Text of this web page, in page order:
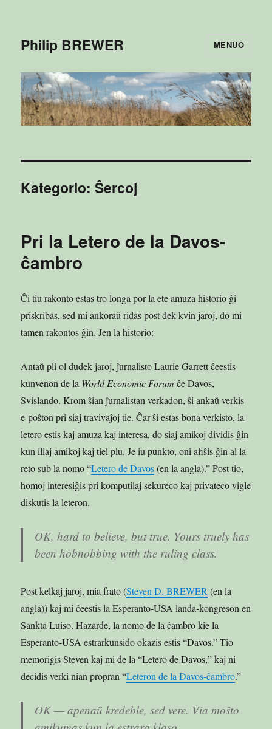
Philip BREWER MENUO
Kategorio: Ŝercoj
Pri la Letero de la Davos-
ĉambro
Ĉi tiu rakonto estas tro longa por la ete amuza historio ĝi
priskribas, sed mi ankoraŭ ridas post dek-kvin jaroj, do mi
tamen rakontos ĝin. Jen la historio:
Antaŭ pli ol dudek jaroj, ĵurnalisto Laurie Garrett ĉeestis
kunvenon de la World Economic Forum ĉe Davos,
Svislando. Krom ŝian ĵurnalistan verkadon, ŝi ankaŭ verkis
e-poŝton pri siaj travivaĵoj tie. Ĉar ŝi estas bona verkisto, la
letero estis kaj amuza kaj interesa, do siaj amikoj dividis ĝin
kun iliaj amikoj kaj tiel plu. Je iu punkto, oni afiŝis ĝin al la
reto sub la nomo “Letero de Davos(en la angla).” Post tio,
homoj interesiĝis pri komputilaj sekureco kaj privateco vigle
diskutis la leteron.
OK, hard to believe, but true. Yours truely has
been hobnobbing with the ruling class.
Post kelkaj jaroj, mia frato (Steven D. BREWER (en la
angla)) kaj mi ĉeestis la Esperanto-USA landa-kongreson en
Sankta Luiso. Hazarde, la nomo de la ĉambro kie la
Esperanto-USA estrarkunsido okazis estis “Davos.” Tio
memorigis Steven kaj mi de la “Letero de Davos,” kaj ni
decidis verki nian propran “Leteron de la Davos-ĉambro.”
OK — apenaŭ kredeble, sed vere. Via moŝto